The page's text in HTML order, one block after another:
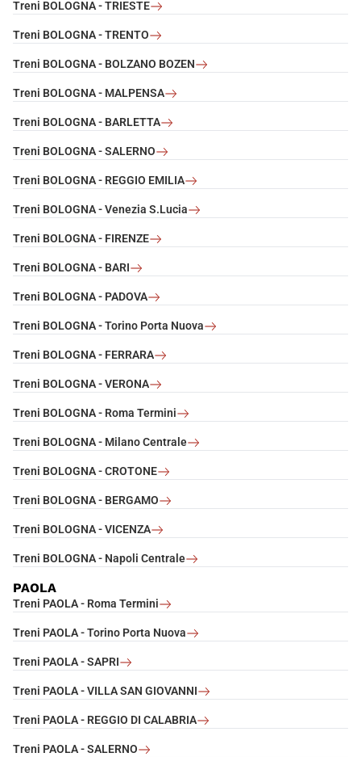
Treni BOLOGNA - TRIESTE
Treni BOLOGNA - TRENTO
Treni BOLOGNA - BOLZANO BOZEN
Treni BOLOGNA - MALPENSA
Treni BOLOGNA - BARLETTA
Treni BOLOGNA - SALERNO
Treni BOLOGNA - REGGIO EMILIA
Treni BOLOGNA - Venezia S.Lucia
Treni BOLOGNA - FIRENZE
Treni BOLOGNA - BARI
Treni BOLOGNA - PADOVA
Treni BOLOGNA - Torino Porta Nuova
Treni BOLOGNA - FERRARA
Treni BOLOGNA - VERONA
Treni BOLOGNA - Roma Termini
Treni BOLOGNA - Milano Centrale
Treni BOLOGNA - CROTONE
Treni BOLOGNA - BERGAMO
Treni BOLOGNA - VICENZA
Treni BOLOGNA - Napoli Centrale
PAOLA
Treni PAOLA - Roma Termini
Treni PAOLA - Torino Porta Nuova
Treni PAOLA - SAPRI
Treni PAOLA - VILLA SAN GIOVANNI
Treni PAOLA - REGGIO DI CALABRIA
Treni PAOLA - SALERNO